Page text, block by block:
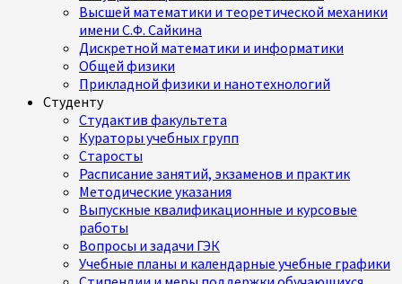
Высшей математики и теоретической механики
имени С.Ф. Сайкина
Дискретной математики и информатики
Общей физики
Прикладной физики и нанотехнологий
Студенту
Студактив факультета
Кураторы учебных групп
Старосты
Расписание занятий, экзаменов и практик
Методические указания
Выпускные квалификационные и курсовые
работы
Вопросы и задачи ГЭК
Учебные планы и календарные учебные графики